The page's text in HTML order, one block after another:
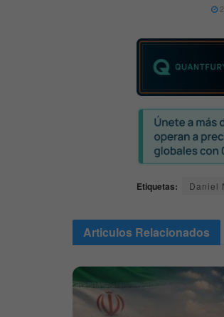
Etiquetas: Daniel
Articulos Relacionados